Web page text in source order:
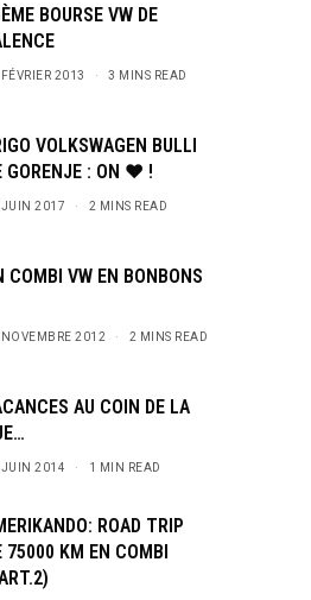
BOURSE VW DE
2013 3 MINS READ
VOLKSWAGEN BULLI
GORENJE : ON ♥ !
2017 2 MINS READ
COMBI VW EN BONBONS
2012 2 MINS READ
AU COIN DE LA
2014 1 MIN READ
ROAD TRIP
75000 KM EN COMBI